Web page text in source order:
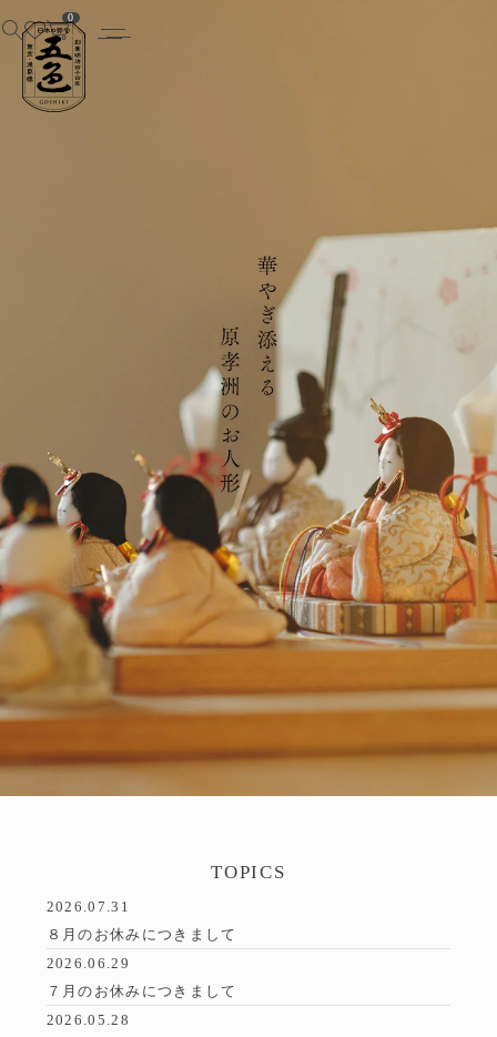
0
TOPICS
2026.07.31
８月のお休みにつきまして
2026.06.29
７月のお休みにつきまして
2026.05.28